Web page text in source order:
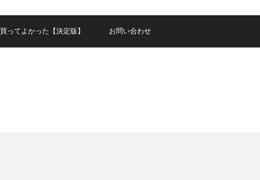
買ってよかった【決定版】 お問い合わせ